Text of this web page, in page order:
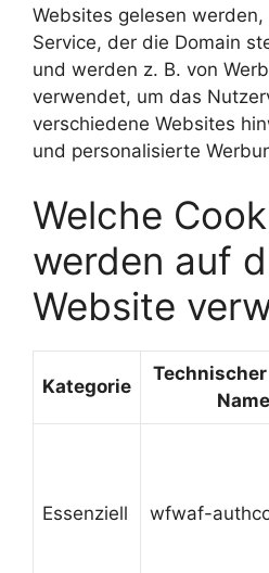
Websites gelesen
Service, der die Domain
und werden z. B. von
verwendet, um das
verschiedene Websites
und personalisierte
Welche
werden auf
Website
Kategorie
Name
Essenziell wfwaf-